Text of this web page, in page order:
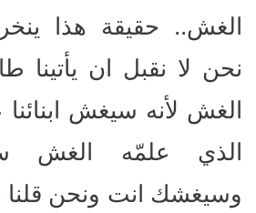
الغش.. حقيقة هذا
نحن لا نقبل ان يأتينا
الغش لأنه سيغش ابنائنا
الذي علمّه الغش
وسيغشك انت ونحن قلنا